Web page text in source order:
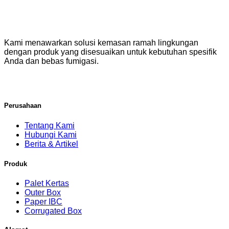
Kami menawarkan solusi kemasan ramah lingkungan
dengan produk yang disesuaikan untuk kebutuhan spesifik
Anda dan bebas fumigasi.
Perusahaan
Tentang Kami
Hubungi Kami
Berita & Artikel
Produk
Palet Kertas
Outer Box
Paper IBC
Corrugated Box